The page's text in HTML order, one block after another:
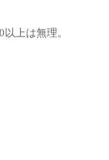
上は無理。